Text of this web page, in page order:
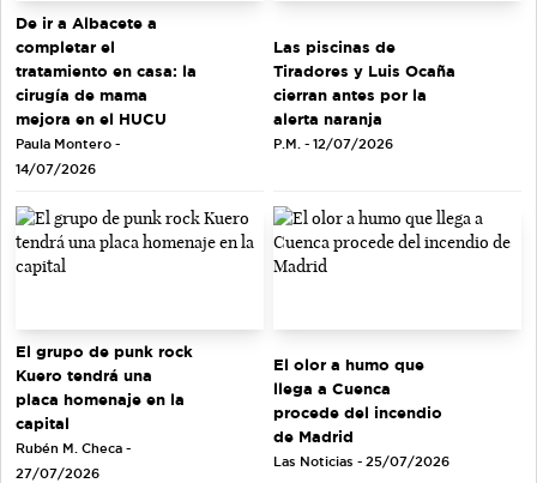
De ir a Albacete a
completar el
tratamiento en casa: la
cirugía de mama
mejora en el HUCU
Paula Montero -
14/07/2026
Las piscinas de
Tiradores y Luis Ocaña
cierran antes por la
alerta naranja
P.M. - 12/07/2026
El grupo de punk rock
Kuero tendrá una
placa homenaje en la
capital
Rubén M. Checa -
27/07/2026
El olor a humo que
llega a Cuenca
procede del incendio
de Madrid
Las Noticias - 25/07/2026